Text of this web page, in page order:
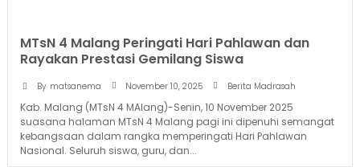
MTsN 4 Malang Peringati Hari Pahlawan dan
Rayakan Prestasi Gemilang Siswa
By matsanema November 10, 2025 Berita Madrasah
Kab. Malang (MTsN 4 MAlang)-Senin, 10 November 2025
suasana halaman MTsN 4 Malang pagi ini dipenuhi semangat
kebangsaan dalam rangka memperingati Hari Pahlawan
Nasional. Seluruh siswa, guru, dan...